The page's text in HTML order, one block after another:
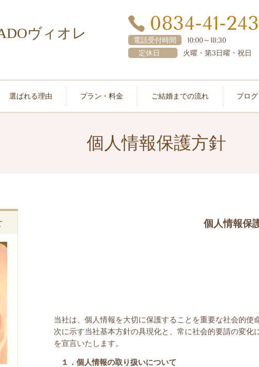
ヴィオレ 0834-41-
電話受付時間
10:00～18:30
定休日
火曜・第3日曜・祝日
選ばれる理由 プラン・料金 ご結婚までの流れ ブログ
個人情報保護方針
個人情報保
門
当社は、個人情報を大切に保護することを重要な社会的使
次に示す当社基本方針の具現化と、常に社会的要請の変
を宣言いたします。
１．個人情報の取り扱いについて